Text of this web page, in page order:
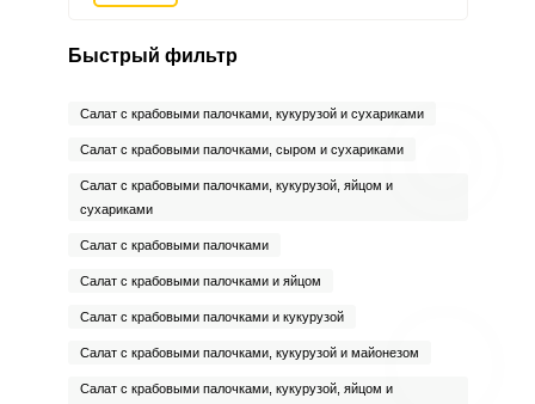
Быстрый фильтр
Салат с крабовыми палочками, кукурузой и сухариками
Салат с крабовыми палочками, сыром и сухариками
Салат с крабовыми палочками, кукурузой, яйцом и
сухариками
Салат с крабовыми палочками
Салат с крабовыми палочками и яйцом
Салат с крабовыми палочками и кукурузой
Салат с крабовыми палочками, кукурузой и майонезом
Салат с крабовыми палочками, кукурузой, яйцом и